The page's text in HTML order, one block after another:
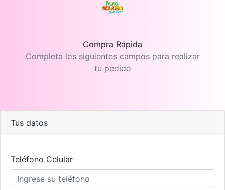
Compra Rápida
Completa los siguientes campos para realizar
tu pedido
Tus datos
Teléfono Celular